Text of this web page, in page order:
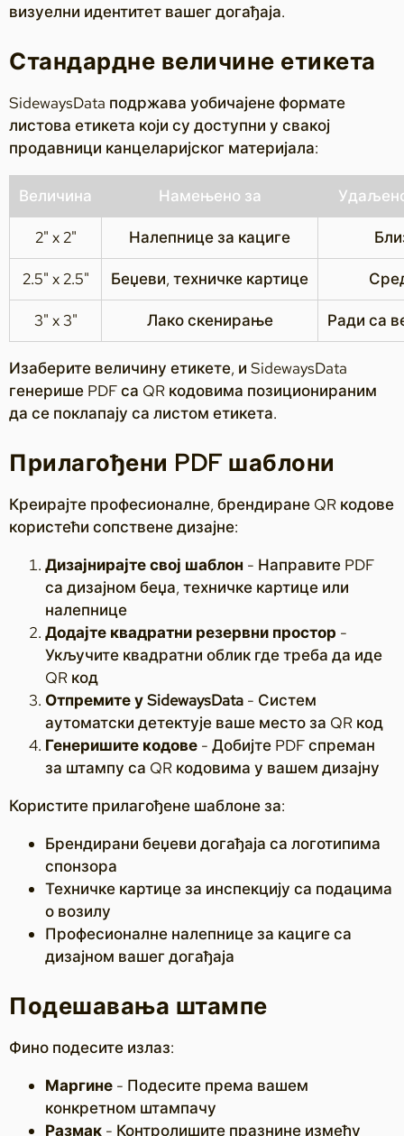
визуелни идентитет вашег догађаја.
Стандардне величине етикета
SidewaysData подржава уобичајене формате
листова етикета који су доступни у свакој
продавници канцеларијског материјала:
Величина Намењено за
2" x 2" Налепнице за кациге
2.5" x 2.5" Беџеви, техничке картице
3" x 3" Лако скенирање Ради са
Изаберите величину етикете, и SidewaysData
генерише PDF са QR кодовима позиционираним
да се поклапају са листом етикета.
Прилагођени PDF шаблони
Креирајте професионалне, брендиране QR кодове
користећи сопствене дизајне:
Дизајнирајте свој шаблон - Направите PDF
са дизајном беџа, техничке картице или
налепнице
Додајте квадратни резервни простор -
Укључите квадратни облик где треба да иде
QR код
Отпремите у SidewaysData - Систем
аутоматски детектује ваше место за QR код
Генеришите кодове - Добијте PDF спреман
за штампу са QR кодовима у вашем дизајну
Користите прилагођене шаблоне за:
Брендирани беџеви догађаја са логотипима
спонзора
Техничке картице за инспекцију са подацима
о возилу
Професионалне налепнице за кациге са
дизајном вашег догађаја
Подешавања штампе
Фино подесите излаз:
Маргине - Подесите према вашем
конкретном штампачу
Размак - Контролишите празнине између